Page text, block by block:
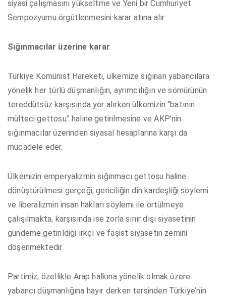
siyasi çalışmasını yükseltme ve Yeni bir Cumhuriyet
Sempozyumu örgütlenmesini karar atına alır.
Sığınmacılar üzerine karar
Türkiye Komünist Hareketi, ülkemize sığınan yabancılara
yönelik her türlü düşmanlığın, ayrımcılığın ve sömürünün
tereddütsüz karşısında yer alırken ülkemizin “batının
mülteci gettosu” haline getirilmesine ve AKP’nin
sığınmacılar üzerinden siyasal hesaplarına karşı da
mücadele eder.
Ülkemizin emperyalizmin sığınmacı gettosu haline
dönüştürülmesi gerçeği, gericiliğin din kardeşliği söylemi
ve liberalizmin insan hakları söylemi ile örtülmeye
çalışılmakta, karşısında ise zorla sınır dışı siyasetinin
gündeme getirildiği ırkçı ve faşist siyasetin zemini
döşenmektedir.
Partimiz, özellikle Arap halkına yönelik olmak üzere
yabancı düşmanlığına hayır derken tersinden Türkiye’nin